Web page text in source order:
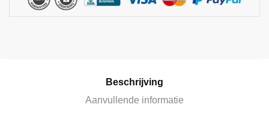
Beschrijving
Aanvullende informatie